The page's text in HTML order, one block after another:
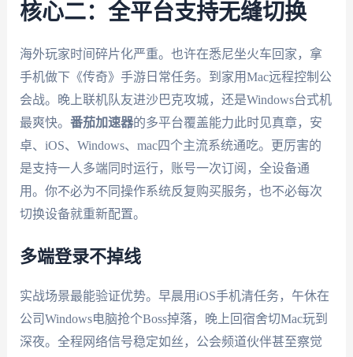
核心二：全平台支持无缝切换
海外玩家时间碎片化严重。也许在悉尼坐火车回家，拿
手机做下《传奇》手游日常任务。到家用Mac远程控制公
会战。晚上联机队友进沙巴克攻城，还是Windows台式机
最爽快。 番茄加速器的多平台覆盖能力此时见真章，安
卓、iOS、Windows、mac四个主流系统通吃。更厉害的
是支持一人多端同时运行，账号一次订阅，全设备通
用。你不必为不同操作系统反复购买服务，也不必每次
切换设备就重新配置。
多端登录不掉线
实战场景最能验证优势。早晨用iOS手机清任务，午休在
公司Windows电脑抢个Boss掉落，晚上回宿舍切Mac玩到
深夜。全程网络信号稳定如丝，公会频道伙伴甚至察觉